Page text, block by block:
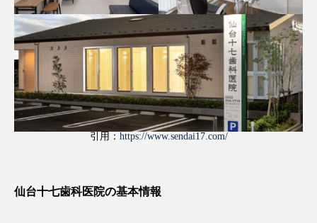
引用： https://www.sendai17.com/
仙台十七歯科医院の基本情報